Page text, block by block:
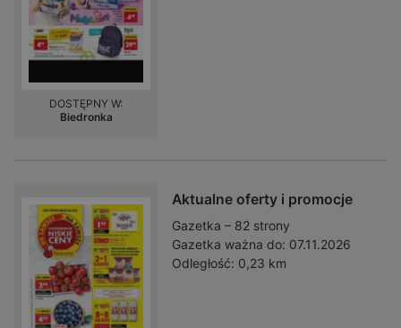
DOSTĘPNY W:
Biedronka
Aktualne oferty i promocje
Gazetka – 82 strony
Gazetka ważna do: 07.11.2026
Odległość: 0,23 km